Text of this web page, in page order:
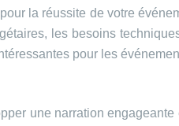
la réussite de votre
les besoins
pour les
une narration